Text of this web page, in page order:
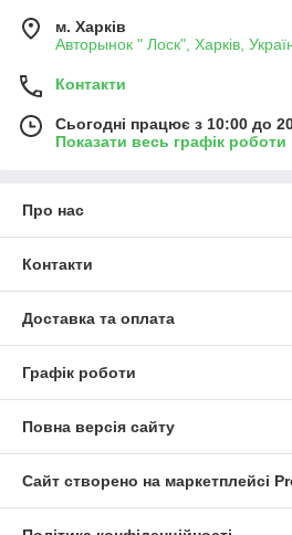
м. Харків
Авторынок " Лоск", Харків,
Контакти
Сьогодні працює з 10:00 до
Показати весь графік роботи
Про нас
Контакти
Доставка та оплата
Графік роботи
Повна версія сайту
Сайт створено на маркетплейсі